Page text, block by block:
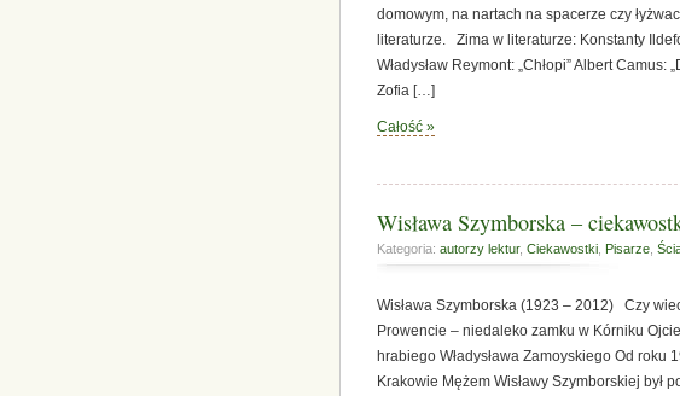
domowym, na nartach na spacerze czy
literaturze. Zima w literaturze: Konstanty
Władysław Reymont: „Chłopi” Albert
Zofia […]
Całość »
Wisława Szymborska –
Kategoria: autorzy lektur, Ciekawostki Pisarze
Wisława Szymborska (1923 – 2012) Czy
Prowencie – niedaleko zamku w Kórniku
hrabiego Władysława Zamoyskiego Od roku
Krakowie Mężem Wisławy Szymborskiej był